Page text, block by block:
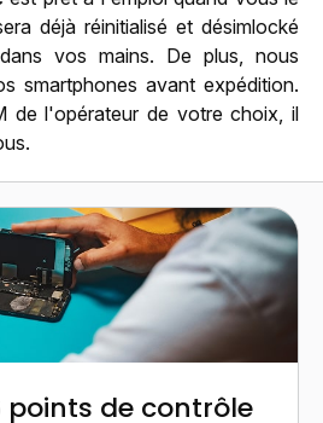
déjà réinitialisé et désimlocké
vos mains. De plus, nous
smartphones avant expédition.
de l'opérateur de votre choix, il
points de contrôle